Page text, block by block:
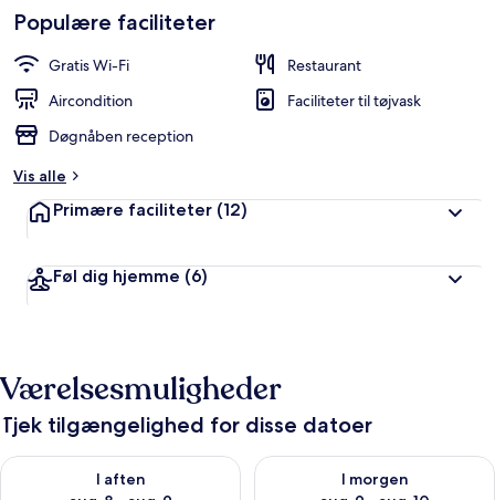
Gæstefavoritter
a
f
e
Populære faciliteter
Gratis Wi-Fi
Restaurant
Aircondition
Faciliteter til tøjvask
Døgnåben reception
Vis alle
Primære faciliteter (12)
Føl dig hjemme (6)
Værelsesmuligheder
Tjek tilgængelighed for disse datoer
I aften
Tjek tilgængelighed for i aften aug. 8 - aug. 9
I morgen
Tjek tilgængelighed for i